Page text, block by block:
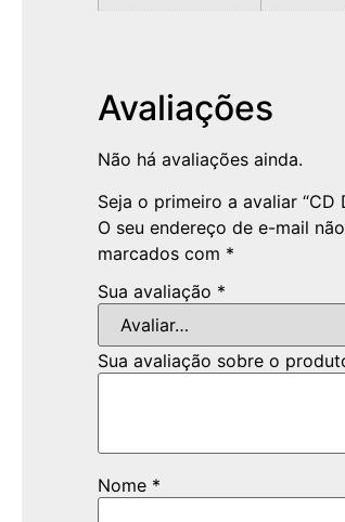
Avaliações
Não há avaliações ainda.
Seja o primeiro a avaliar
O seu endereço de e-mail
marcados com *
Sua avaliação *
Sua avaliação sobre o
Nome *